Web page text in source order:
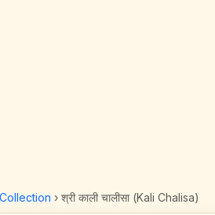
› श्री काली चालीसा (Kali Chalisa)